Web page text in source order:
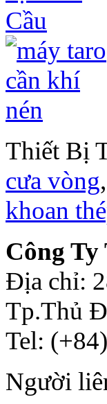
Thiết Bị
cưa vòng,
khoan
Công
Địa chỉ:
Tp.Thủ
Tel:
Người